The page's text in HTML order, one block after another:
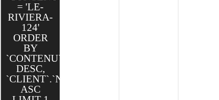
= 'LE-
RIVIERA-
124'
ORDER
BY
`CONTENU`.`CREATED`
DESC,
`CLIENT`.`NOM`
ASC